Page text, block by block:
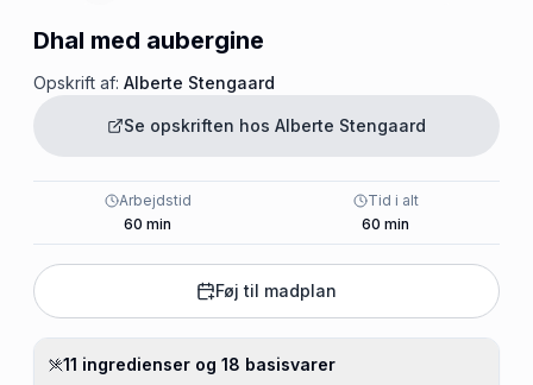
Dhal med aubergine
Opskrift af: Alberte Stengaard
Se opskriften hos Alberte Stengaard
Arbejdstid
60 min
Tid i alt
60 min
Føj til madplan
11 ingredienser og 18 basisvarer